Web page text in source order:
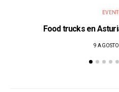
Food trucks en
9